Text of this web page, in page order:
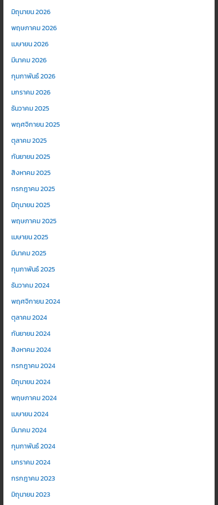
มิถุนายน 2026
พฤษภาคม 2026
เมษายน 2026
มีนาคม 2026
กุมภาพันธ์ 2026
มกราคม 2026
ธันวาคม 2025
พฤศจิกายน 2025
ตุลาคม 2025
กันยายน 2025
สิงหาคม 2025
กรกฎาคม 2025
มิถุนายน 2025
พฤษภาคม 2025
เมษายน 2025
มีนาคม 2025
กุมภาพันธ์ 2025
ธันวาคม 2024
พฤศจิกายน 2024
ตุลาคม 2024
กันยายน 2024
สิงหาคม 2024
กรกฎาคม 2024
มิถุนายน 2024
พฤษภาคม 2024
เมษายน 2024
มีนาคม 2024
กุมภาพันธ์ 2024
มกราคม 2024
กรกฎาคม 2023
มิถุนายน 2023